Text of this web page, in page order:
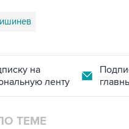
на
ленту
ТЕМЕ